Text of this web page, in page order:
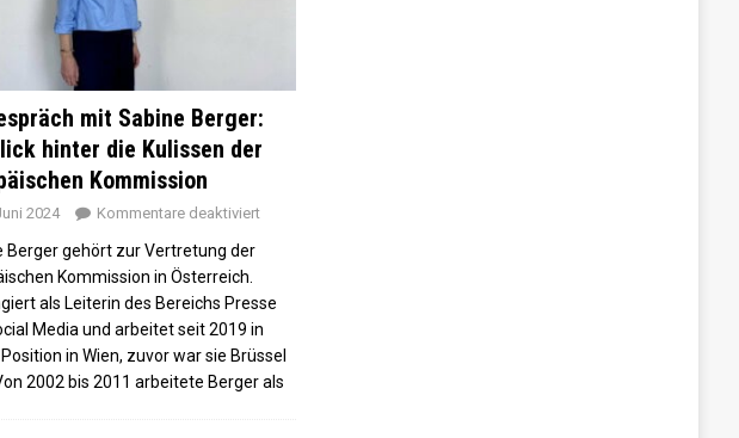
mit Sabine Berger:
hinter die Kulissen der
Kommission
2024 Kommentare deaktiviert
Berger gehört zur Vertretung der
Kommission in Österreich.
als Leiterin des Bereichs Presse
Media und arbeitet seit 2019 in
in Wien, zuvor war sie Brüssel
2002 bis 2011 arbeitete Berger als